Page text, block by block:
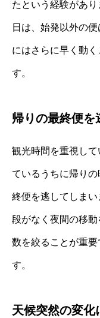
たという経験があ
日は、始発以外の
にはさらに早く動
す。
帰りの最終便を
観光時間を重視し
ているうちに帰り
終便を逃してしま
段がなく夜間の移
数を絞ることが重
す。
天候突然の変化